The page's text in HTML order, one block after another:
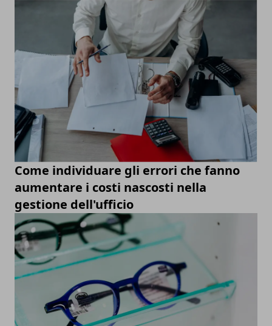
Come individuare gli errori che fanno
aumentare i costi nascosti nella
gestione dell'ufficio